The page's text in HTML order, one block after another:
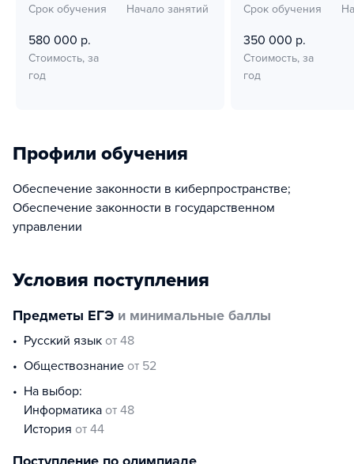
Срок обучения Начало занятий
580 000 р.
Стоимость, за
год
Срок обучения
350 000 р.
Стоимость, за
год
Профили обучения
Обеспечение законности в киберпространстве;
Обеспечение законности в государственном
управлении
Условия поступления
Предметы ЕГЭ и минимальные баллы
русский язык от 48
обществознание от 52
На выбор:
информатика от 48
история от 44